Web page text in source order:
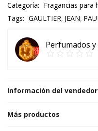
Categoría: Fragancias para
Tags: GAULTIER JEAN
Perfumados y
Información del vendedor
Más productos